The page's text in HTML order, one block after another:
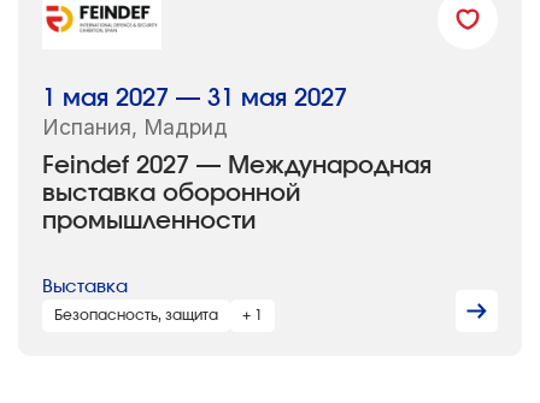
Feindef 2027 — Международная
выставка оборонной
промышленности
1 мая 2027 — 31 мая 2027
Испания, Мадрид
Выставка
Безопасность, защита + 1